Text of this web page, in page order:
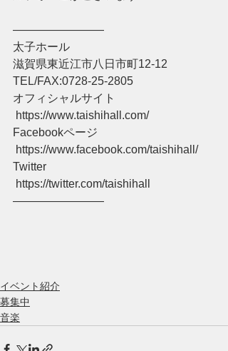
――――――――
太子ホール
滋賀県東近江市八日市町12-12
TEL/FAX:0728-25-2805
オフィシャルサイト
https://www.taishihall.com/
Facebookページ
https://www.facebook.com/taishihall/
Twitter
https://twitter.com/taishihall
――――――――
イベント紹介
募集中
音楽